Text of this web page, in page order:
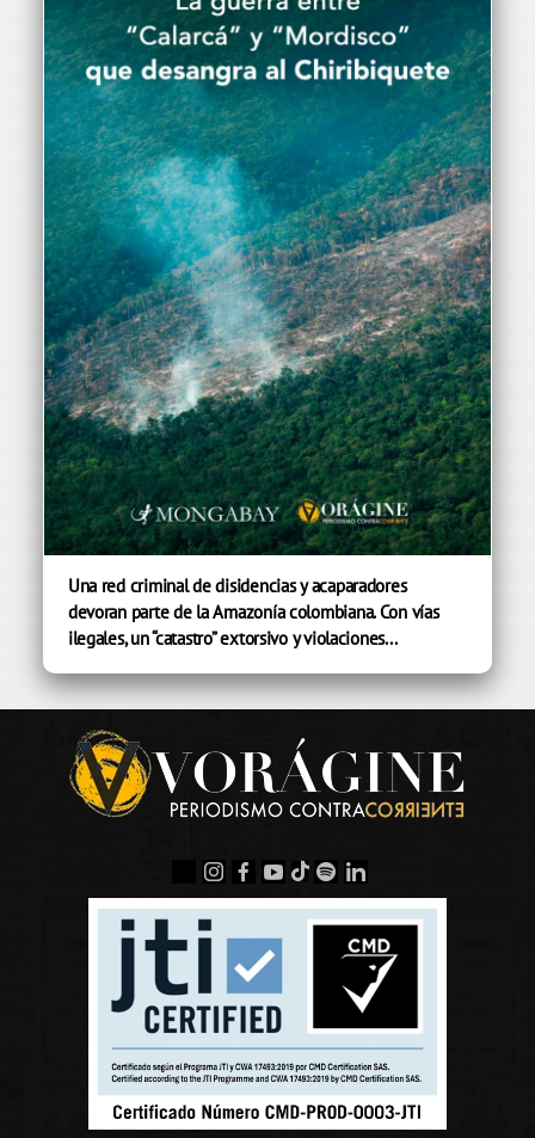
Una red criminal de disidencias y acaparadores
devoran parte de la Amazonía colombiana. Con vías
ilegales, un “catastro” extorsivo y violaciones...